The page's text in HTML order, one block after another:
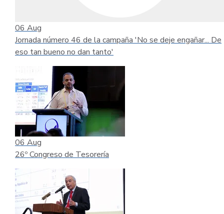
06 Aug
Jornada número 46 de la campaña 'No se deje engañar... De
eso tan bueno no dan tanto'
06 Aug
26º Congreso de Tesorería